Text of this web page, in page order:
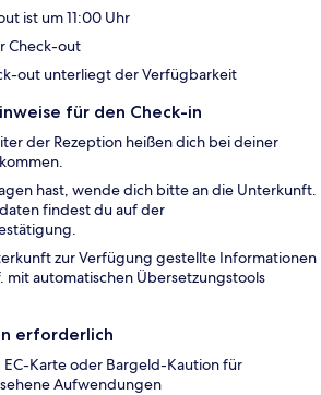
ist um 11:00 Uhr
Check-out
out unterliegt der Verfügbarkeit
für den Check-in
der Rezeption heißen dich bei deiner
hast, wende dich bitte an die Unterkunft.
findest du auf der
zur Verfügung gestellte Informationen
mit automatischen Übersetzungstools
erforderlich
Karte oder Bargeld-Kaution für
Aufwendungen